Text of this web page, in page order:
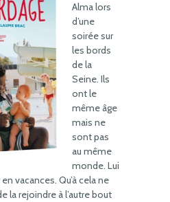
Alma lors
d’une
soirée sur
les bords
de la
Seine. Ils
ont le
même âge
mais ne
sont pas
au même
monde. Lui
vacances. Qu’à cela ne
la rejoindre à l’autre bout